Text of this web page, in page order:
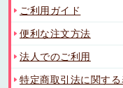
ご利用ガイド
便利な注文方法
法人でのご利用
特定商取引法に関する